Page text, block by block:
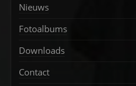
Nieuws
Fotoalbums
Downloads
Contact